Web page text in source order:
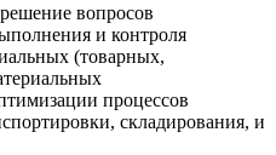
вопросов
и контроля
(товарных,
процессов
складирования, и